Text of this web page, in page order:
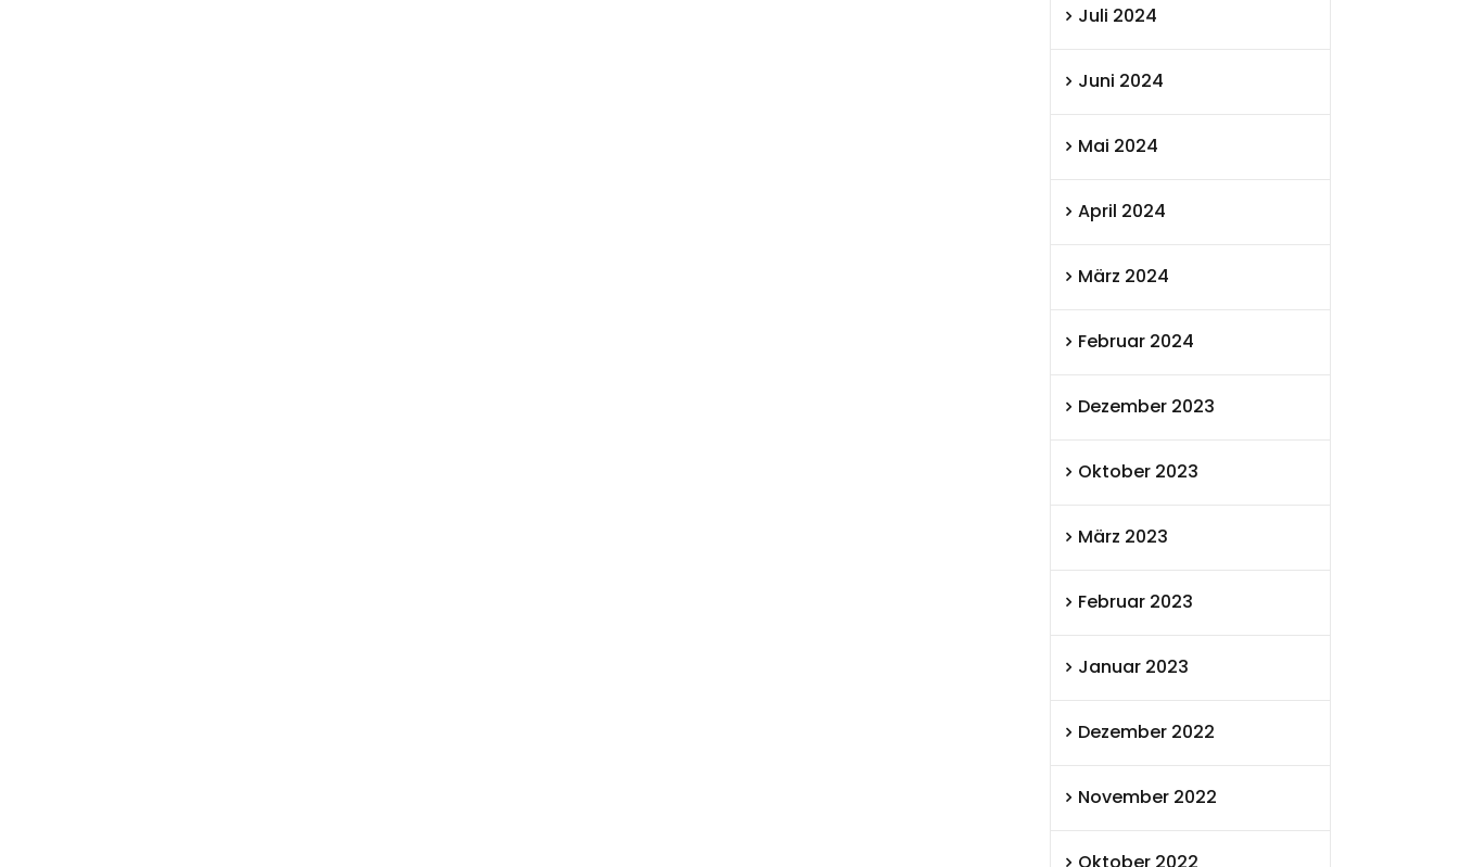
Juli 2024
Juni 2024
Mai 2024
April 2024
März 2024
Februar 2024
Dezember 2023
Oktober 2023
März 2023
Februar 2023
Januar 2023
Dezember 2022
November 2022